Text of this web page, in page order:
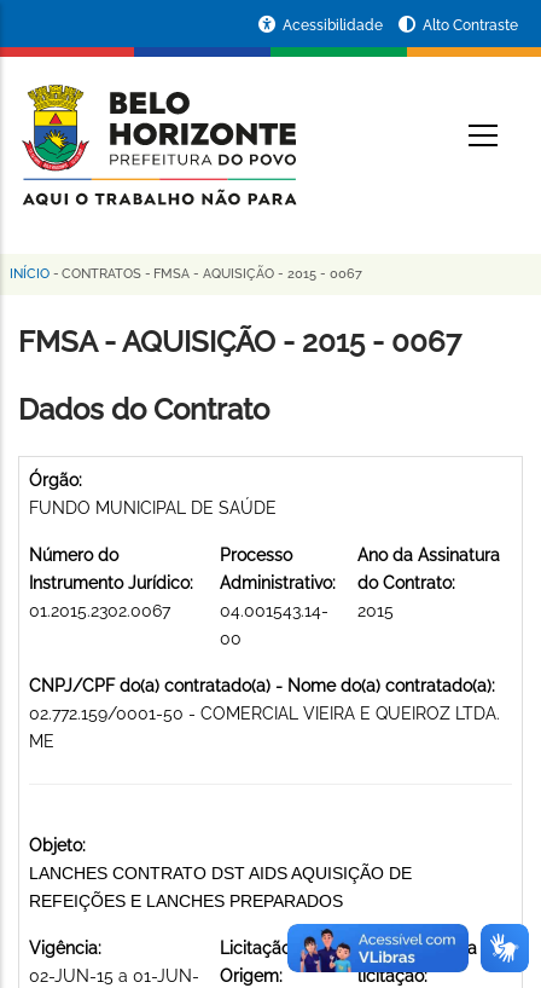
conteúdo
principal
da
Prefeitura
de
Horizonte
Acessibilidade Alto Contraste
Trilha
de
INÍCIO - CONTRATOS - FMSA - AQUISIÇÃO - 2015 - 0067
FMSA - AQUISIÇÃO - 2015 - 0067
Dados do Contrato
Órgão:
FUNDO MUNICIPAL DE SAÚDE
Número do
Instrumento Jurídico:
01.2015.2302.0067
Processo
Administrativo:
04.001543.14-
00
Ano da Assinatura
do Contrato:
2015
CNPJ/CPF do(a) contratado(a) - Nome do(a) contratado(a):
02.772.159/0001-50 - COMERCIAL VIEIRA E QUEIROZ LTDA.
ME
Objeto:
LANCHES CONTRATO DST AIDS AQUISIÇÃO DE
REFEIÇÕES E LANCHES PREPARADOS
Vigência:
02-JUN-15 a 01-JUN-
Licitação de
Origem:
Modalidade da
licitação: